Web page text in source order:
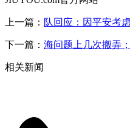
上一篇： 队回应：因平安考
下一篇： 海问题上几次搬弄
相关新闻